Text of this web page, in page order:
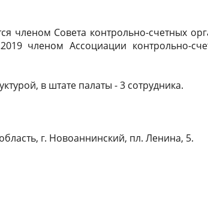
членом Совета контрольно-счетных
членом Ассоциации контрольно-
в штате палаты - 3 сотрудника.
г. Новоаннинский, пл. Ленина, 5.